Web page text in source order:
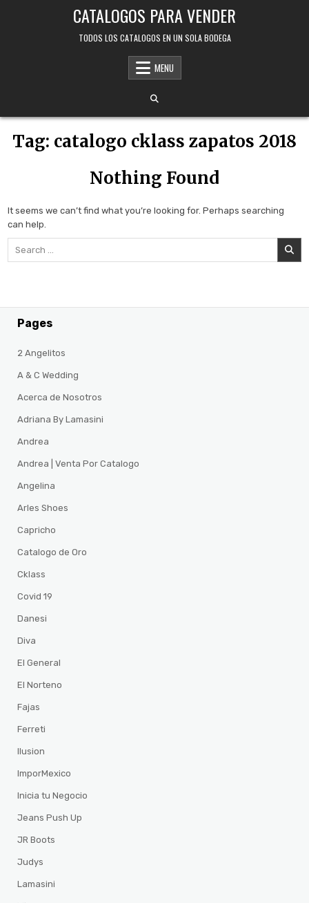
CATALOGOS PARA VENDER
TODOS LOS CATALOGOS EN UN SOLA BODEGA
MENU
Tag: catalogo cklass zapatos 2018
Nothing Found
It seems we can’t find what you’re looking for. Perhaps searching
can help.
Pages
2 Angelitos
A & C Wedding
Acerca de Nosotros
Adriana By Lamasini
Andrea
Andrea | Venta Por Catalogo
Angelina
Arles Shoes
Capricho
Catalogo de Oro
Cklass
Covid 19
Danesi
Diva
El General
El Norteno
Fajas
Ferreti
Ilusion
ImporMexico
Inicia tu Negocio
Jeans Push Up
JR Boots
Judys
Lamasini